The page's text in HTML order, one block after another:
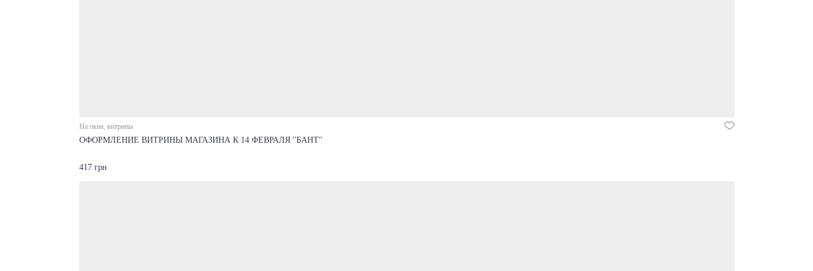
На окна, витрины
ОФОРМЛЕНИЕ ВИТРИНЫ МАГАЗИНА К 14 ФЕВРАЛЯ "БАНТ"
417 грн